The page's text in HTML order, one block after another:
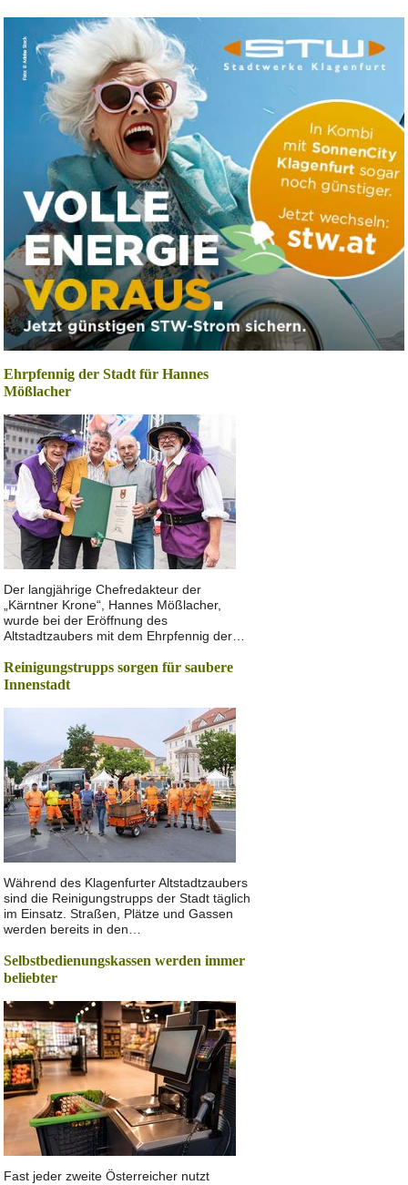
Ehrpfennig der Stadt für Hannes
Mößlacher
Der langjährige Chefredakteur der
„Kärntner Krone“, Hannes Mößlacher,
wurde bei der Eröffnung des
Altstadtzaubers mit dem Ehrpfennig der…
Reinigungstrupps sorgen für saubere
Innenstadt
Während des Klagenfurter Altstadtzaubers
sind die Reinigungstrupps der Stadt täglich
im Einsatz. Straßen, Plätze und Gassen
werden bereits in den…
Selbstbedienungskassen werden immer
beliebter
Fast jeder zweite Österreicher nutzt